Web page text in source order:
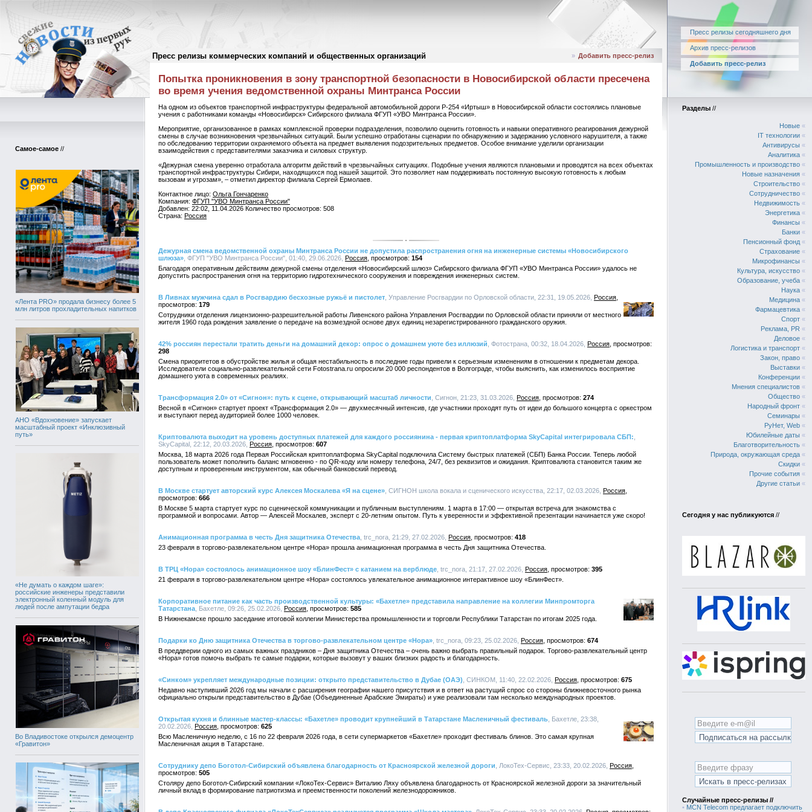
Пресс релизы коммерческих компаний и общественных организаций
Пресс релизы сегодняшнего дня
Архив пресс-релизов
Добавить пресс-релиз
Самое-самое //
«Лента PRO» продала бизнесу более 5
млн литров прохладительных напитков
АНО «Вдохновение» запускает
масштабный проект «Инклюзивный
путь»
«Не думать о каждом шаге»:
российские инженеры представили
электронный коленный модуль для
людей после ампутации бедра
Во Владивостоке открылся демоцентр
«Гравитон»
Пресс-релизы// » Добавить пресс-релиз
Попытка проникновения в зону транспортной безопасности в Новосибирской области пресечена
во время учения ведомственной охраны Минтранса России
На одном из объектов транспортной инфраструктуры федеральной автомобильной дороги Р-254 «Иртыш» в Новосибирской области состоялись плановые
учения с работниками команды «Новосибирск» Сибирского филиала ФГУП «УВО Минтранса России».
Мероприятие, организованное в рамках комплексной проверки подразделения, позволило оценить готовность и навыки оперативного реагирования дежурной
смены в случае возникновения чрезвычайных ситуаций. Были успешно отработаны сценарии по обнаружению и задержанию условного нарушителя, а также
по обследованию территории охраняемого объекта на предмет выявления подозрительных предметов. Особое внимание уделили организации
взаимодействия с представителями заказчика и силовых структур.
«Дежурная смена уверенно отработала алгоритм действий в чрезвычайных ситуациях. Подобные учения являются плановыми и проводятся на всех объектах
транспортной инфраструктуры Сибири, находящихся под нашей защитой. Это позволяет нам поддерживать постоянную высокую готовность к любым
вызовам и угрозам», – отметил директор филиала Сергей Ермолаев.
Контактное лицо: Ольга Гончаренко
Компания: ФГУП "УВО Минтранса России"
Добавлен: 22:02, 11.04.2026 Количество просмотров: 508
Страна: Россия
Дежурная смена ведомственной охраны Минтранса России не допустила распространения огня на инженерные системы «Новосибирского
шлюза» , ФГУП "УВО Минтранса России", 01:40, 29.06.2026, Россия
154
Благодаря оперативным действиям дежурной смены отделения «Новосибирский шлюз» Сибирского филиала ФГУП «УВО Минтранса России» удалось не
допустить распространения огня на территорию гидротехнического сооружения и повреждения инженерных систем.
В Ливнах мужчина сдал в Росгвардию бесхозные ружьё и пистолет , Управление Росгвардии по Орловской области, 22:31, 19.05.2026, Россия
179
Сотрудники отделения лицензионно-разрешительной работы Ливенского района Управления Росгвардии по Орловской области приняли от местного
жителя 1960 года рождения заявление о передаче на возмездной основе двух единиц незарегистрированного гражданского оружия.
42% россиян перестали тратить деньги на домашний декор: опрос о домашнем уюте без иллюзий , Фотострана, 00:32, 18.04.2026, Россия
298
Смена приоритетов в обустройстве жилья и общая нестабильность в последние годы привели к серьезным изменениям в отношении к предметам декора.
Исследователи социально-развлекательной сети Fotostrana.ru опросили 20 000 респондентов в Волгограде, чтобы выяснить, как изменилось восприятие
домашнего уюта в современных реалиях.
Трансформация 2.0» от «Сигнон»: путь к сцене, открывающий масштаб личности , Сигнон, 21:23, 31.03.2026, Россия
274
Весной в «Сигнон» стартует проект «Трансформация 2.0» — двухмесячный интенсив, где участники проходят путь от идеи до большого концерта с оркестром
и выступают перед аудиторией более 1000 человек.
Криптовалюта выходит на уровень доступных платежей для каждого россиянина - первая криптоплатформа SkyCapital интегрировала СБП:
SkyCapital, 22:12, 20.03.2026, Россия
607
Москва, 18 марта 2026 года Первая Российская криптоплатформа SkyCapital подключила Систему быстрых платежей (СБП) Банка России. Теперь любой
пользователь может пополнить баланс мгновенно - по QR-коду или номеру телефона, 24/7, без реквизитов и ожидания. Криптовалюта становится таким же
доступным и проверенным инструментом, как обычный банковский перевод.
В Москве стартует авторский курс Алексея Москалева «Я на сцене» , СИГНОН школа вокала и сценического искусства, 22:17, 02.03.2026, Россия
666
В Москве 5 марта стартует курс по сценической коммуникации и публичным выступлениям. 1 марта в 17:00 — открытая встреча для знакомства с
программой и вопросами. Автор — Алексей Москалев, эксперт с 20-летним опытом. Путь к уверенности и эффективной презентации начинается уже скоро!
Анимационная программа в честь Дня защитника Отечества , trc_nora, 21:29, 27.02.2026, Россия
418
23 февраля в торгово-развлекательном центре «Нора» прошла анимационная программа в честь Дня защитника Отечества.
В ТРЦ «Нора» состоялось анимационное шоу «БлинФест» с катанием на верблюде , trc_nora, 21:17, 27.02.2026, Россия
395
21 февраля в торгово-развлекательном центре «Нора» состоялось увлекательное анимационное интерактивное шоу «БлинФест».
Корпоративное питание как часть производственной культуры: «Бахетле» представила направление на коллегии Минпромторга
Татарстана , Бахетле, 09:26, 25.02.2026, Россия
585
В Нижнекамске прошло заседание итоговой коллегии Министерства промышленности и торговли Республики Татарстан по итогам 2025 года.
Подарки ко Дню защитника Отечества в торгово-развлекательном центре «Нора» , trc_nora, 09:23, 25.02.2026, Россия
674
В преддверии одного из самых важных праздников – Дня защитника Отечества – очень важно выбрать правильный подарок. Торгово-развлекательный центр
«Нора» готов помочь выбрать те самые подарки, которые вызовут у ваших близких радость и благодарность.
«Синком» укрепляет международные позиции: открыто представительство в Дубае (ОАЭ) , СИНКОМ, 11:40, 22.02.2026, Россия
675
Недавно наступивший 2026 год мы начали с расширения географии нашего присутствия и в ответ на растущий спрос со стороны ближневосточного рынка
официально открыли представительство в Дубае (Объединенные Арабские Эмираты) и уже реализовали там несколько международных проектов.
Открытая кухня и блинные мастер-классы: «Бахетле» проводит крупнейший в Татарстане Масленичный фестиваль , Бахетле, 23:38,
20.02.2026, Россия
625
Всю Масленичную неделю, с 16 по 22 февраля 2026 года, в сети супермаркетов «Бахетле» проходит фестиваль блинов. Это самая крупная
Масленичная акция в Татарстане.
Сотруднику депо Боготол-Сибирский объявлена благодарность от Красноярской железной дороги , ЛокоТех-Сервис, 23:33, 20.02.2026, Россия
505
Столяру депо Боготол-Сибирский компании «ЛокоТех-Сервис» Виталию Ляху объявлена благодарность от Красноярской железной дороги за значительный
личный вклад в формирование патриотизма и преемственности поколений железнодорожников.
Разделы //
Новые «
IT технологии «
Антивирусы «
Аналитика «
Промышленность и производство «
Новые назначения «
Строительство «
Сотрудничество «
Недвижимость «
Энергетика «
Финансы «
Банки «
Пенсионный фонд «
Страхование «
Микрофинансы «
Культура, искусство «
Образование, учеба «
Наука «
Медицина «
Фармацевтика «
Спорт «
Реклама, PR «
Деловое «
Логистика и транспорт «
Закон, право «
Выставки «
Конференции «
Мнения специалистов «
Общество «
Народный фронт «
Семинары «
РуНет, Web «
Юбилейные даты «
Благотворительность «
Природа, окружающая среда «
Скидки «
Прочие события «
Другие статьи «
Сегодня у нас публикуются //
Случайные пресс-релизы //
• MCN Telecom предлагает подключить